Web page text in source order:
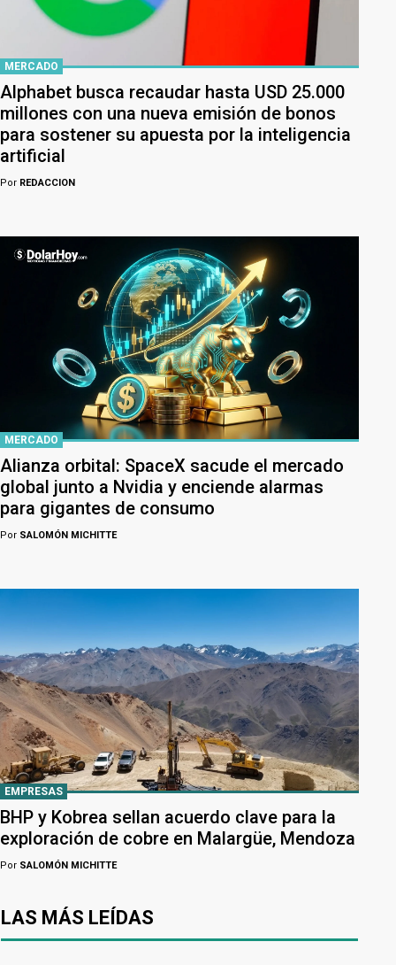
MERCADO
Alphabet busca recaudar hasta USD 25.000
millones con una nueva emisión de bonos
para sostener su apuesta por la inteligencia
artificial
Por REDACCION
MERCADO
Alianza orbital: SpaceX sacude el mercado
global junto a Nvidia y enciende alarmas
para gigantes de consumo
Por SALOMÓN MICHITTE
EMPRESAS
BHP y Kobrea sellan acuerdo clave para la
exploración de cobre en Malargüe, Mendoza
Por SALOMÓN MICHITTE
LAS MÁS LEÍDAS